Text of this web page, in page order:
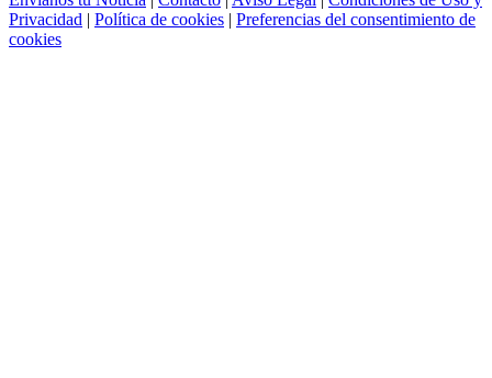
Privacidad | Política de cookies | Preferencias del consentimiento de
cookies